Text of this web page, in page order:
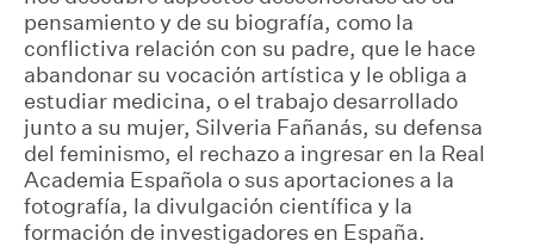
pensamiento y de su biografía, como la
conflictiva relación con su padre, que le hace
abandonar su vocación artística y le obliga a
estudiar medicina, o el trabajo desarrollado
junto a su mujer, Silveria Fañanás, su defensa
del feminismo, el rechazo a ingresar en la Real
Academia Española o sus aportaciones a la
fotografía, la divulgación científica y la
formación de investigadores en España.